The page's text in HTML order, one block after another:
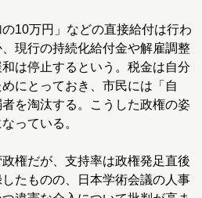
10万円」などの直接給付は行わ
現行の持続化給付金や解雇調整
は停止するという。税金は自分
にとっておき、市民には「自
を淘汰する。こうした政権の姿
っている。
権だが、支持率は政権発足直後
たものの、日本学術会議の人事